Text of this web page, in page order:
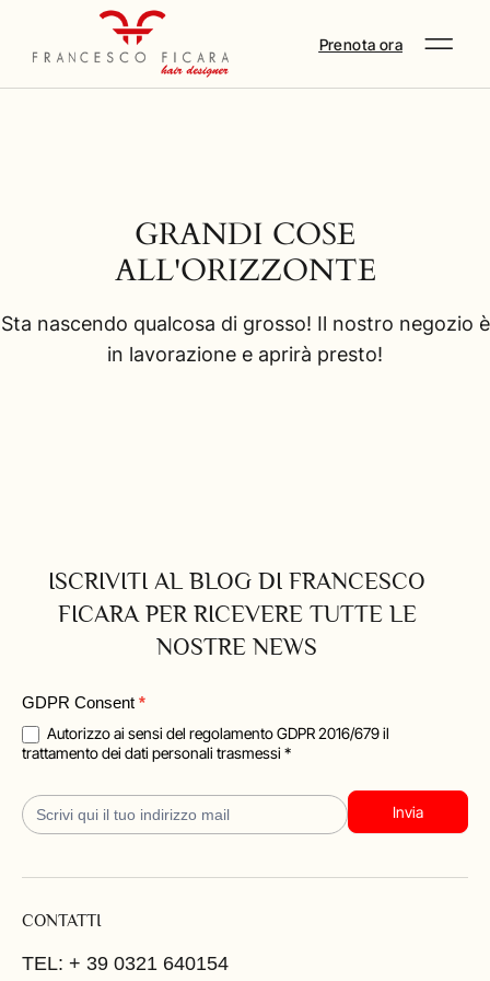
Prenota ora
GRANDI COSE
ALL'ORIZZONTE
Sta nascendo qualcosa di grosso! Il nostro negozio è
in lavorazione e aprirà presto!
ISCRIVITI AL BLOG DI FRANCESCO
FICARA PER RICEVERE TUTTE LE
NOSTRE NEWS
Blog
Iscrizione
GDPR Consent *
trattamento dei dati personali trasmessi *
Invia
CONTATTI
TEL: + 39 0321 640154